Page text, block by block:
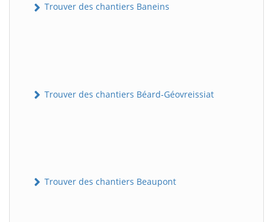
Trouver des chantiers Baneins
Trouver des chantiers Béard-Géovreissiat
Trouver des chantiers Beaupont